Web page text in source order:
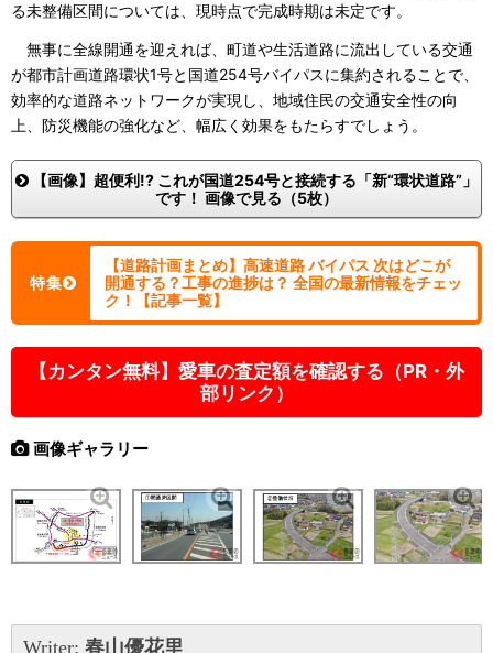
る未整備区間については、現時点で完成時期は未定です。
無事に全線開通を迎えれば、町道や生活道路に流出している交通
が都市計画道路環状1号と国道254号バイパスに集約されることで、
効率的な道路ネットワークが実現し、地域住民の交通安全性の向
上、防災機能の強化など、幅広く効果をもたらすでしょう。
【画像】超便利!? これが国道254号と接続する「新“環状道路”」
です！ 画像で見る（5枚）
特集
【道路計画まとめ】高速道路 バイパス 次はどこが
開通する？工事の進捗は？ 全国の最新情報をチェッ
ク！【記事一覧】
【カンタン無料】愛車の査定額を確認する（PR・外
部リンク）
画像ギャラリー
Writer: 春山優花里